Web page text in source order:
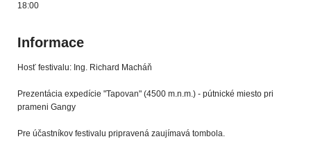
18:00
Informace
Hosť festivalu: Ing. Richard Macháň
Prezentácia expedície "Tapovan" (4500 m.n.m.) - pútnické miesto pri
prameni Gangy
Pre účastníkov festivalu pripravená zaujímavá tombola.